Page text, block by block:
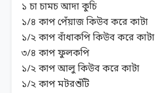
১ চা চামচ আদা কুচি
১/৪ কাপ পেঁয়াজ কিউব করে কাটা
১/২ কাপ বাঁধাকপি কিউব করে কাটা
৩/৪ কাপ ফুলকপি
১/২ কাপ আলু কিউব করে কাটা
১/২ কাপ মটরশুঁটি